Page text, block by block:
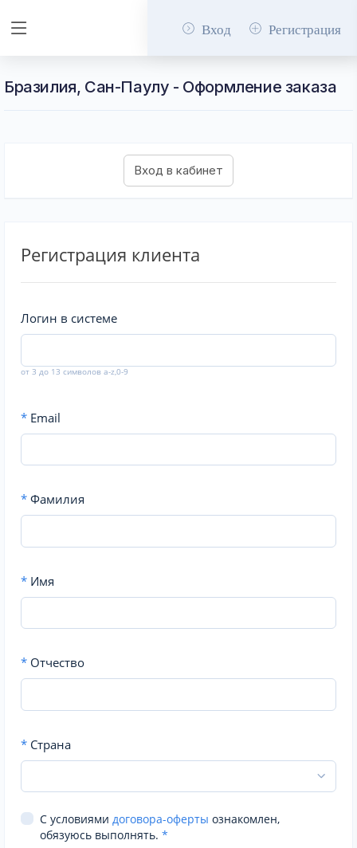
Вход Регистрация
Бразилия, Сан-Паулу - Оформление заказа
Регистрация клиента
Логин в системе
от 3 до 13 символов a-z,0-9
* Email
* Фамилия
* Имя
* Отчество
* Страна
С условиями договора-оферты ознакомлен,
обязуюсь выполнять. *